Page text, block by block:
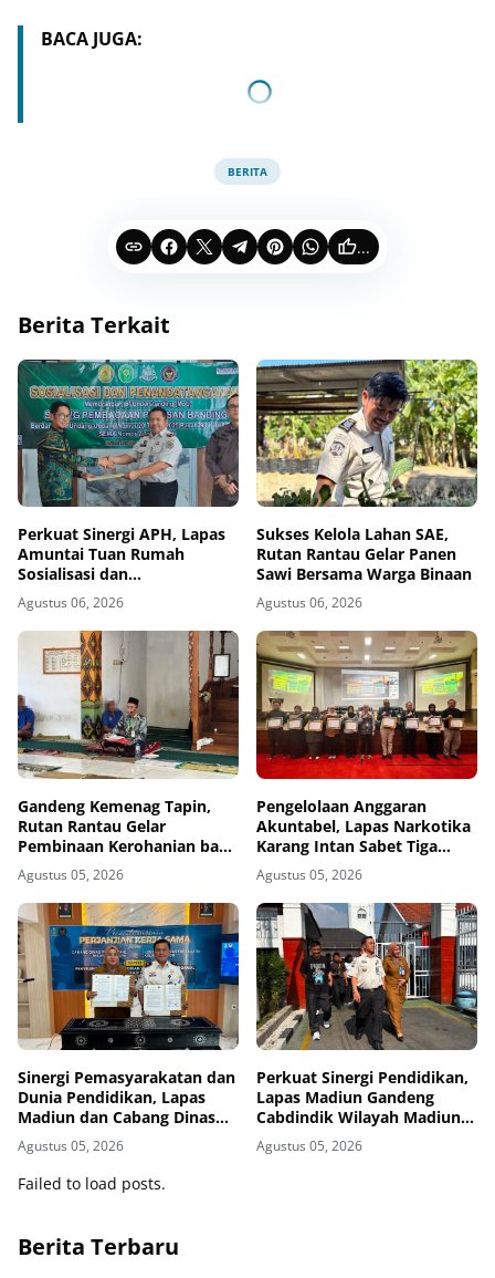
BACA JUGA:
BERITA
...
Berita Terkait
Perkuat Sinergi APH, Lapas
Amuntai Tuan Rumah
Sosialisasi dan
Penandatanganan MoU
Sidang Banding
Agustus 06, 2026
Sukses Kelola Lahan SAE,
Rutan Rantau Gelar Panen
Sawi Bersama Warga Binaan
Agustus 06, 2026
Gandeng Kemenag Tapin,
Rutan Rantau Gelar
Pembinaan Kerohanian bagi
Warga Binaan
Agustus 05, 2026
Pengelolaan Anggaran
Akuntabel, Lapas Narkotika
Karang Intan Sabet Tiga
Penghargaan KPPN
Banjarmasin
Agustus 05, 2026
Sinergi Pemasyarakatan dan
Dunia Pendidikan, Lapas
Madiun dan Cabang Dinas
Pendidikan Wilayah Madiun
Jalin Kerja Sama Pendidikan
Vokasi Teknik Instalasi
Tenaga Listrik bagi Warga
Agustus 05, 2026
Perkuat Sinergi Pendidikan,
Lapas Madiun Gandeng
Cabdindik Wilayah Madiun
Hadirkan Program TITL
Agustus 05, 2026
Failed to load posts.
Berita Terbaru